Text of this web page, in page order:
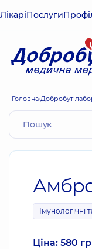
ЛікаріПослуги
Головна Добробут
Імунологічні
Ціна: 580